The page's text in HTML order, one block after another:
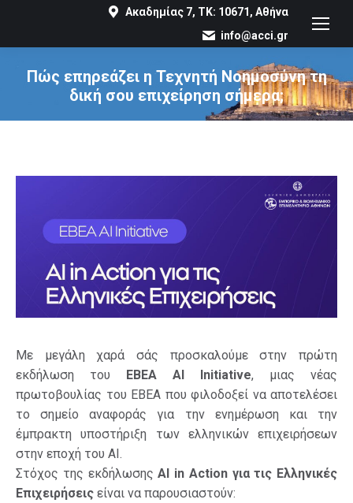
Ακαδημίας 7, ΤΚ: 10671, Αθήνα
info@acci.gr
Πώς επηρεάζει η Τεχνητή Νοημοσύνη τη
δική σου επιχείρηση σήμερα;
You are here:
Με μεγάλη χαρά σάς προσκαλούμε στην πρώτη
εκδήλωση του EBEA AI Initiative, μιας νέας
πρωτοβουλίας του ΕΒΕΑ που φιλοδοξεί να αποτελέσει
το σημείο αναφοράς για την ενημέρωση και την
έμπρακτη υποστήριξη των ελληνικών επιχειρήσεων
στην εποχή του AI.
Στόχος της εκδήλωσηςAI in Action για τις Ελληνικές
Επιχειρήσεις είναι να παρουσιαστούν: